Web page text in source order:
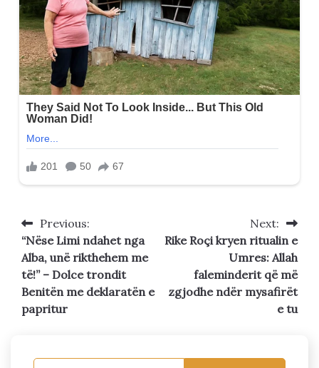
Post
navigation
Previous:
“Nëse Limi ndahet nga
Alba, unë rikthehem me
të!” – Dolce trondit
Benitën me deklaratën e
papritur
Next:
Rike Roçi kryen ritualin e
Umres: Allah
faleminderit që më
zgjodhe ndër mysafirët
e tu